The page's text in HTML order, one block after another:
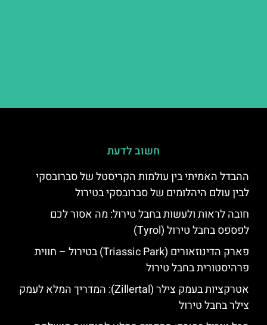
חשוב לדעת
ההבדל האמיתי בין עולמות הקריסטל של סברובסקי
לבין עולם היהלומים של סברובסקי בטירול
חובה לראות ולעשות בחבל טירול: מה אסור לכם
לפספס בחבל טירול (Tyrol)
פארק הדינוזאורים (Triassic Park) בטירול – חווית
פרהיסטורית בחבל טירול
אטרקציות בעמק צילר (Zillertal): המדריך המלא לעמק
צילר בחבל טירול